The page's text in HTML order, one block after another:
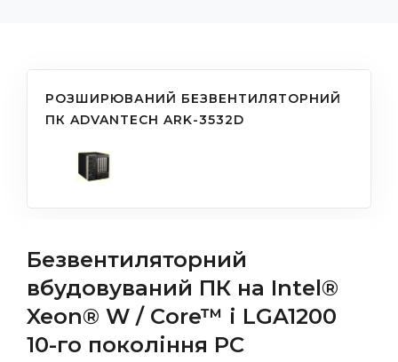
РОЗШИРЮВАНИЙ БЕЗВЕНТИЛЯТОРНИЙ
ПК ADVANTECH ARK-3532D
Безвентиляторний
вбудовуваний ПК на Intel®
Xeon® W / Core™ i LGA1200
10-го покоління PC